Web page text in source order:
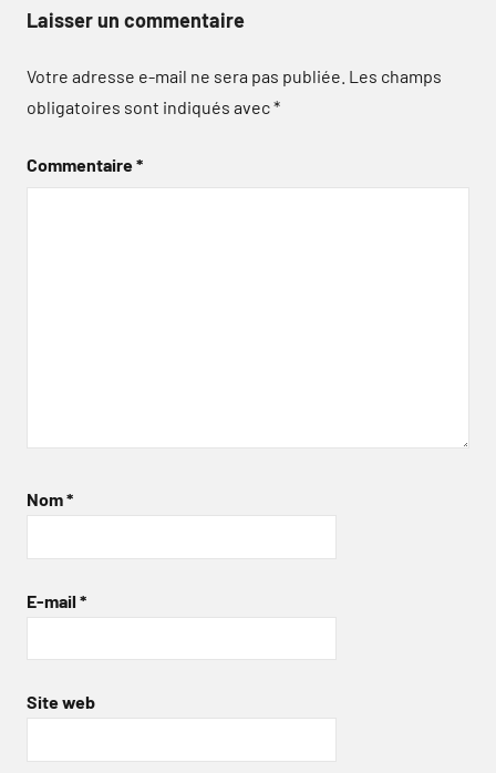
Laisser un commentaire
Votre adresse e-mail ne sera pas publiée. Les champs
obligatoires sont indiqués avec*
Commentaire*
Nom*
E-mail *
Site web